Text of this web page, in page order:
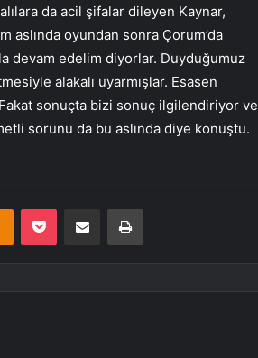
da acil şifalar dileyen Kaynar,
oyundan sonra Çorum’da
devam edelim diyorlar. Duyduğumuz
alakalı uyarmışlar. Esasen
sonuçta bizi sonuç ilgilendiriyor ve
sorunu da bu aslında diye konuştu.
Odnoklassniki
Pocket E-Posta ile paylaş Yazdır